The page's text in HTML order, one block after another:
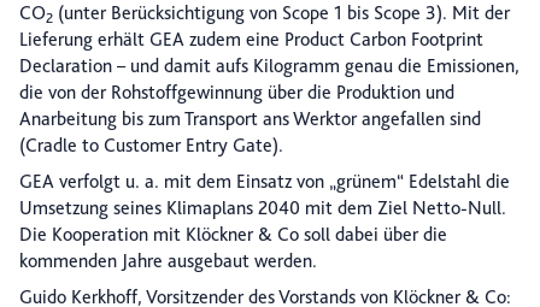
CO2 (unter Berücksichtigung von Scope 1 bis Scope 3). Mit der
Lieferung erhält GEA zudem eine Product Carbon Footprint
Declaration – und damit aufs Kilogramm genau die Emissionen,
die von der Rohstoffgewinnung über die Produktion und
Anarbeitung bis zum Transport ans Werktor angefallen sind
(Cradle to Customer Entry Gate).
GEA verfolgt u. a. mit dem Einsatz von „grünem“ Edelstahl die
Umsetzung seines Klimaplans 2040 mit dem Ziel Netto-Null.
Die Kooperation mit Klöckner & Co soll dabei über die
kommenden Jahre ausgebaut werden.
Guido Kerkhoff, Vorsitzender des Vorstands von Klöckner & Co: